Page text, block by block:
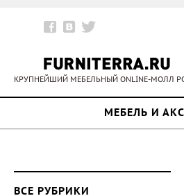
КРУПНЕЙШИЙ МЕБЕЛЬНЫЙ ONLINE-МОЛЛ
МЕБЕЛЬ И
ВСЕ РУБРИКИ